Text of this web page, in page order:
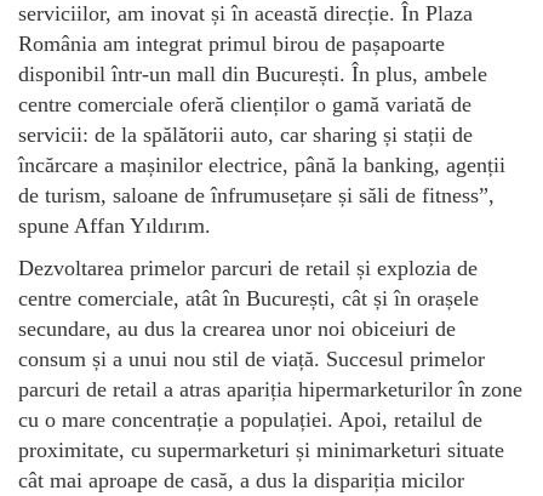
serviciilor, am inovat și în această direcție. În Plaza
România am integrat primul birou de pașapoarte
disponibil într-un mall din București. În plus, ambele
centre comerciale oferă clienților o gamă variată de
servicii: de la spălătorii auto, car sharing și stații de
încărcare a mașinilor electrice, până la banking, agenții
de turism, saloane de înfrumusețare și săli de fitness”,
spune Affan Yıldırım.
Dezvoltarea primelor parcuri de retail și explozia de
centre comerciale, atât în București, cât și în orașele
secundare, au dus la crearea unor noi obiceiuri de
consum și a unui nou stil de viață. Succesul primelor
parcuri de retail a atras apariția hipermarketurilor în zone
cu o mare concentrație a populației. Apoi, retailul de
proximitate, cu supermarketuri și minimarketuri situate
cât mai aproape de casă, a dus la dispariția micilor